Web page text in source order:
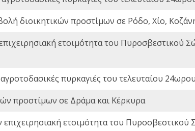
διοικητικών προστίμων σε Ρόδο, Χίο,
ετοιμότητα του Πυροσβεστικού
πυρκαγιές του τελευταίου
προστίμων σε Δράμα και Κέρκυρα
επιχειρησιακή ετοιμότητα του